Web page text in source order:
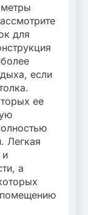
для
если
ее
Легкая
и
а
помещению